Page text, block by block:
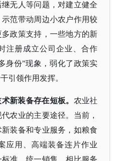
无人等问题，对建立健全
范带动周边小农户作用较
政策支持，一些地方的新
注册成立公司企业、合作
身份”现象，弱化了政策实
引领作用发挥。
新装备存在短板。 农业社
农业的主要途径。当前，
装备和专业服务，如粮食
应用、高端装备连片作业
准、统一销售，相比服务